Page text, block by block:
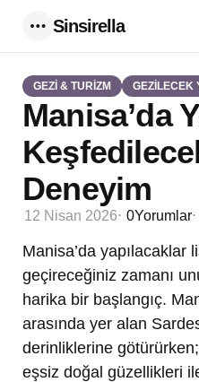
Sinsirella
GEZİ & TURİZM GEZİLECEK
Manisa’da
Deneyim
12 Nisan 2026 0Yorumlar
Manisa’da yapılacaklar
geçireceğiniz zamanı
harika bir başlangıç.
arasında yer alan
derinliklerine götürürken;
eşsiz doğal güzellikleri